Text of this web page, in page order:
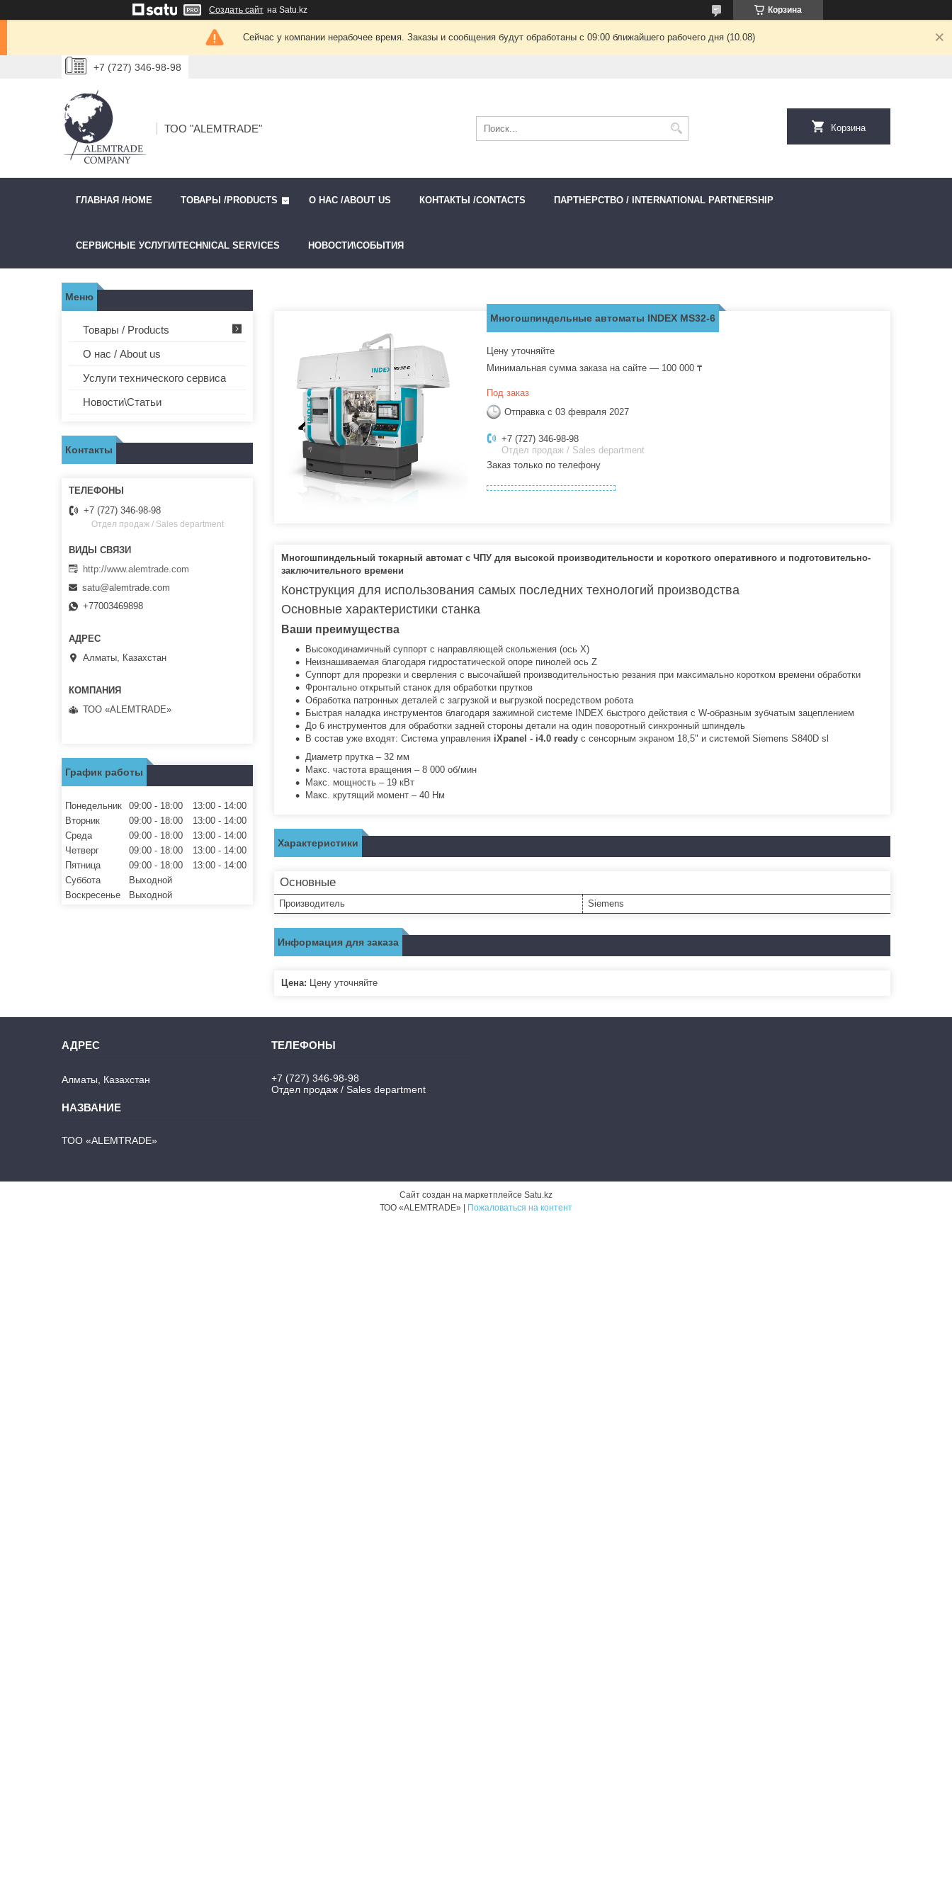
Создать сайт на Satu.kz Корзина
Сейчас у компании нерабочее время. Заказы и сообщения будут обработаны с 09:00 ближайшего рабочего дня (10.08)
+7 (727) 346-98-98
ТОО "ALEMTRADE" Корзина
ГЛАВНАЯ /HOME ТОВАРЫ /PRODUCTS О НАС /ABOUT US КОНТАКТЫ /CONTACTS ПАРТНЕРСТВО / INTERNATIONAL PARTNERSHIP
СЕРВИСНЫЕ УСЛУГИ/TECHNICAL SERVICES НОВОСТИ\СОБЫТИЯ
Многошпиндельные автоматы INDEX MS32-6
Цену уточняйте
Минимальная сумма заказа на сайте — 100 000 ₸
Под заказ
Отправка с 03 февраля 2027
+7 (727) 346-98-98
Отдел продаж / Sales department
Заказ только по телефону
Многошпиндельный токарный автомат с ЧПУ для высокой производительности и короткого оперативного и подготовительно-
заключительного времени
Конструкция для использования самых последних технологий производства
Основные характеристики станка
Ваши преимущества
Высокодинамичный суппорт с направляющей скольжения (ось Х)
Неизнашиваемая благодаря гидростатической опоре пинолей ось Z
Суппорт для прорезки и сверления с высочайшей производительностью резания при максимально коротком времени обработки
Фронтально открытый станок для обработки прутков
Обработка патронных деталей с загрузкой и выгрузкой посредством робота
Быстрая наладка инструментов благодаря зажимной системе INDEX быстрого действия с W-образным зубчатым зацеплением
До 6 инструментов для обработки задней стороны детали на один поворотный синхронный шпиндель
В состав уже входят: Система управления iXpanel - i4.0 ready с сенсорным экраном 18,5" и системой Siemens S840D sl
Диаметр прутка – 32 мм
Макс. частота вращения – 8 000 об/мин
Макс. мощность – 19 кВт
Макс. крутящий момент – 40 Нм
Характеристики
Основные
Производитель Siemens
Информация для заказа
Цена: Цену уточняйте
Товары / Products
О нас / About us
Услуги технического сервиса
Новости\Статьи
Контакты
+7 (727) 346-98-98
Отдел продаж / Sales department
http://www.alemtrade.com
satu@alemtrade.com
+77003469898
Алматы, Казахстан
ТОО «ALEMTRADE»
График работы
Понедельник 09:00 18:00 13:00
14:00
Вторник
09:00 18:00 13:00
14:00
Среда
09:00 18:00 13:00
14:00
Четверг
09:00 18:00 13:00
14:00
Пятница
09:00 18:00 13:00
14:00
Суббота
Выходной
Воскресенье
Выходной
Алматы, Казахстан
ТОО «ALEMTRADE»
+7 (727) 346-98-98
Отдел продаж / Sales department
Сайт создан на маркетплейсе Satu.kz
ТОО «ALEMTRADE» | Пожаловаться на контент